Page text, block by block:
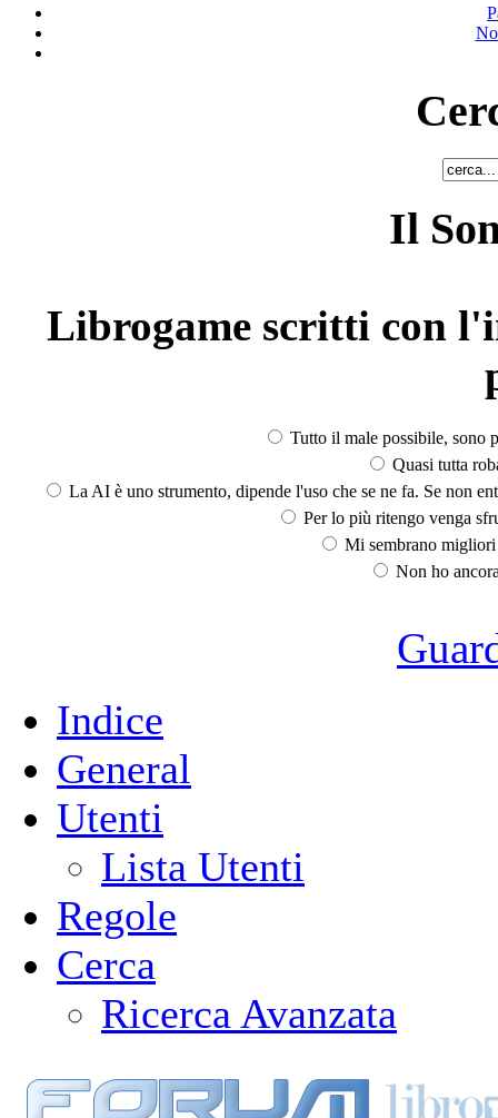
Il
Librogame scritti con
Tutto il male possibile, sono
Quasi tutta
La AI è uno strumento, dipende l'uso che se ne fa. Se non
Per lo più ritengo venga
Mi sembrano
Non ho
Indice
General
Utenti
Lista Utenti
Regole
Cerca
Ricerca Avanzata